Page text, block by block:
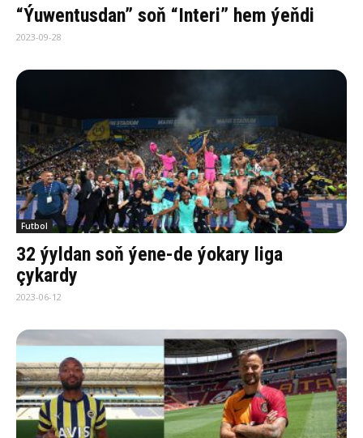
“Ýuwentusdan” soň “Interi” hem ýeňdi
2023-09-28
Futbol
32 ýyldan soň ýene-de ýokary liga
çykardy
2023-06-12